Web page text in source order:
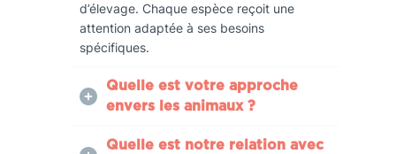
d’élevage. Chaque espèce reçoit une
attention adaptée à ses besoins
spécifiques.
Quelle est votre approche
envers les animaux ?
Quelle est notre relation avec